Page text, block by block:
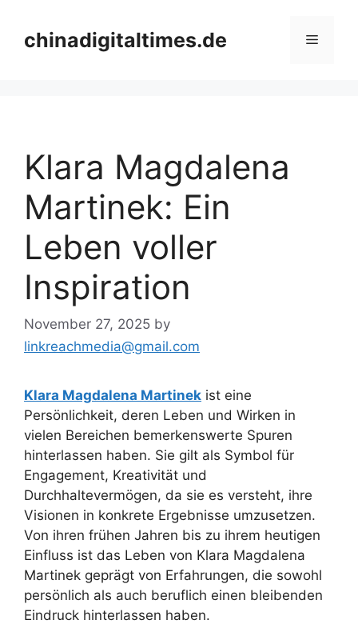
contentchinadigitaltimes.de Menu
Klara Magdalena
Martinek: Ein
Leben voller
Inspiration
November 27, 2025 by
linkreachmedia@gmail.com
Klara Magdalena Martinek ist eine
Persönlichkeit, deren Leben und Wirken in
vielen Bereichen bemerkenswerte Spuren
hinterlassen haben. Sie gilt als Symbol für
Engagement, Kreativität und
Durchhaltevermögen, da sie es versteht, ihre
Visionen in konkrete Ergebnisse umzusetzen.
Von ihren frühen Jahren bis zu ihrem heutigen
Einfluss ist das Leben von Klara Magdalena
Martinek geprägt von Erfahrungen, die sowohl
persönlich als auch beruflich einen bleibenden
Eindruck hinterlassen haben.